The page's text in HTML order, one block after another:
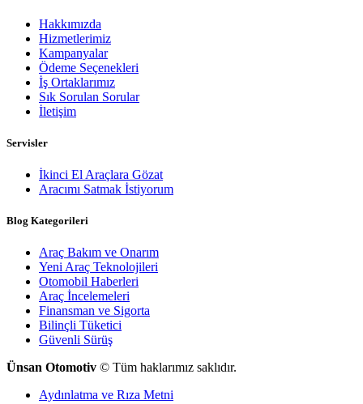
Hakkımızda
Hizmetlerimiz
Kampanyalar
Ödeme Seçenekleri
İş Ortaklarımız
Sık Sorulan Sorular
İletişim
Servisler
İkinci El Araçlara Gözat
Aracımı Satmak İstiyorum
Blog Kategorileri
Araç Bakım ve Onarım
Yeni Araç Teknolojileri
Otomobil Haberleri
Araç İncelemeleri
Finansman ve Sigorta
Bilinçli Tüketici
Güvenli Sürüş
Ünsan Otomotiv © Tüm haklarımız saklıdır.
Aydınlatma ve Rıza Metni